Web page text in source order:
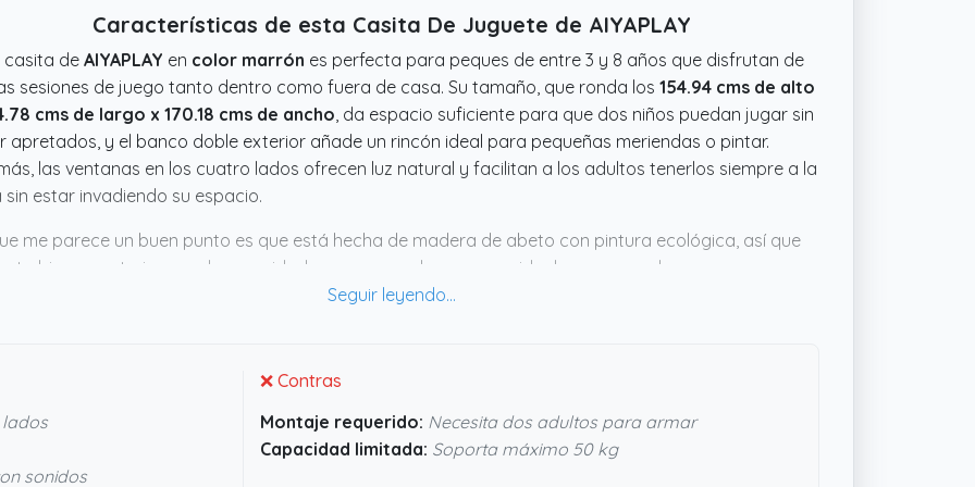
Características de esta Casita De Juguete de AIYAPLAY
casita de AIYAPLAY en color marrón es perfecta para peques de entre 3 y 8 años que disfrutan de
sesiones de juego tanto dentro como fuera de casa. Su tamaño, que ronda los 154.94 cms de alto
cms de largo x 170.18 cms de ancho , da espacio suficiente para que dos niños puedan jugar sin
apretados, y el banco doble exterior añade un rincón ideal para pequeñas meriendas o pintar.
las ventanas en los cuatro lados ofrecen luz natural y facilitan a los adultos tenerlos siempre a la
sin estar invadiendo su espacio.
me parece un buen punto es que está hecha de madera de abeto con pintura ecológica, así que
bien en exteriores y da seguridad con sus paneles gruesos, ideales para que los peques no se
daño. También incluye una cocinita de juguete con detalles como fregadero y mando giratorio con
tranquilidad. En definitiva, parece una casita que cumple y da juego para rato sin complicaciones.
sonidos
❌ Contras
Montaje requerido: Necesita dos adultos para armar
Capacidad limitada: Soporta máximo 50 kg